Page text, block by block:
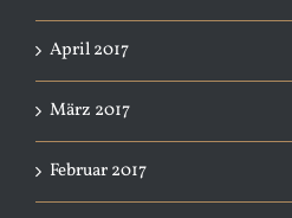
April 2017
März 2017
Februar 2017